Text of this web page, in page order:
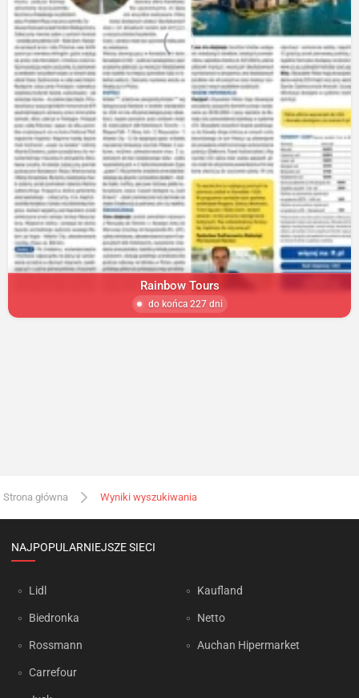
Rainbow Tours
do końca 227 dni
Strona główna Wyniki wyszukiwania
NAJPOPULARNIEJSZE SIECI
Lidl
Biedronka
Rossmann
Carrefour
Kaufland
Netto
Auchan Hipermarket